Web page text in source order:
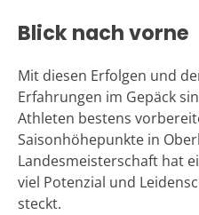
Blick nach vorne
Mit diesen Erfolgen und
Erfahrungen im Gepäck
Athleten bestens
Saisonhöhepunkte in
Landesmeisterschaft hat
viel Potenzial und
steckt.